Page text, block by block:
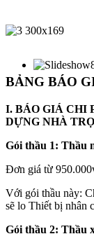
BẢNG BÁO
I. BÁO GIÁ CHI
DỰNG NHÀ TRỌ
Gói thầu 1: Thầu
Đơn giá từ
Với gói thầu này:
sẽ lo Thiết bị nhân
Gói thầu 2: Thầu